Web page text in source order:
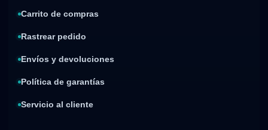
Carrito de compras
Rastrear pedido
Envíos y devoluciones
Política de garantías
Servicio al cliente